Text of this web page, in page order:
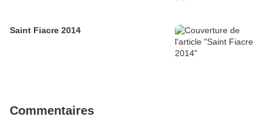
Saint Fiacre 2014
Commentaires